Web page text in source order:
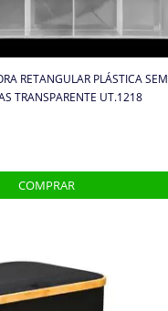
RETANGULAR PLÁSTICA SEM
TRANSPARENTE UT.1218